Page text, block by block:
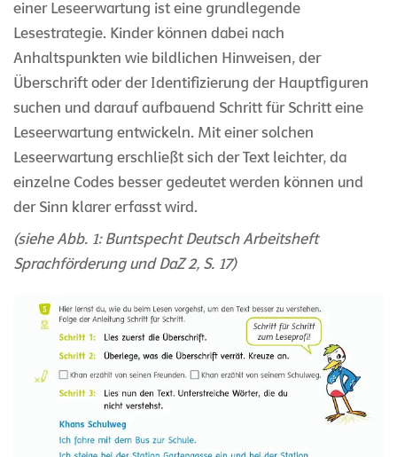
einer Leseerwartung ist eine grundlegende
Lesestrategie. Kinder können dabei nach
Anhaltspunkten wie bildlichen Hinweisen, der
Überschrift oder der Identifizierung der Hauptfiguren
suchen und darauf aufbauend Schritt für Schritt eine
Leseerwartung entwickeln. Mit einer solchen
Leseerwartung erschließt sich der Text leichter, da
einzelne Codes besser gedeutet werden können und
der Sinn klarer erfasst wird.
(siehe Abb. 1: Buntspecht Deutsch Arbeitsheft
Sprachförderung und DaZ 2, S. 17)